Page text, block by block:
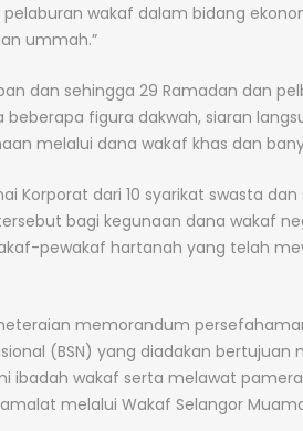
wakaf dalam bidang
ummah.”
dan sehingga 29 Ramadan dan
figura dakwah, siaran
melalui dana wakaf khas dan
Korporat dari 10 syarikat swasta
bagi kegunaan dana wakaf
pewakaf hartanah yang telah
memorandum
(BSN) yang diadakan bertujuan
wakaf serta melawat
melalui Wakaf Selangor